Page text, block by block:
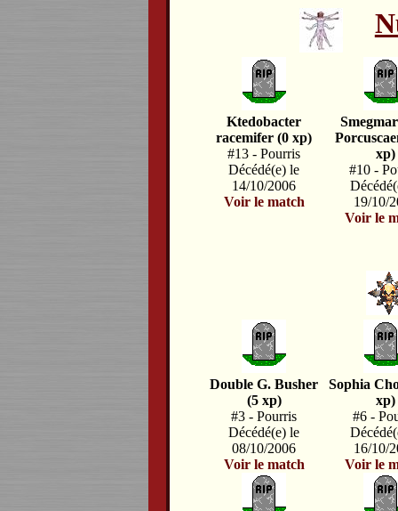
Ktedobacter
racemifer (0 xp)
#13 - Pourris
Décédé(e) le
14/10/2006
Voir le match
xp)
#10 -
19/10/
Voir le
Double G. Busher
(5 xp)
#3 - Pourris
Décédé(e) le
08/10/2006
Voir le match
Sophia
xp)
#6 -
16/10/
Voir le